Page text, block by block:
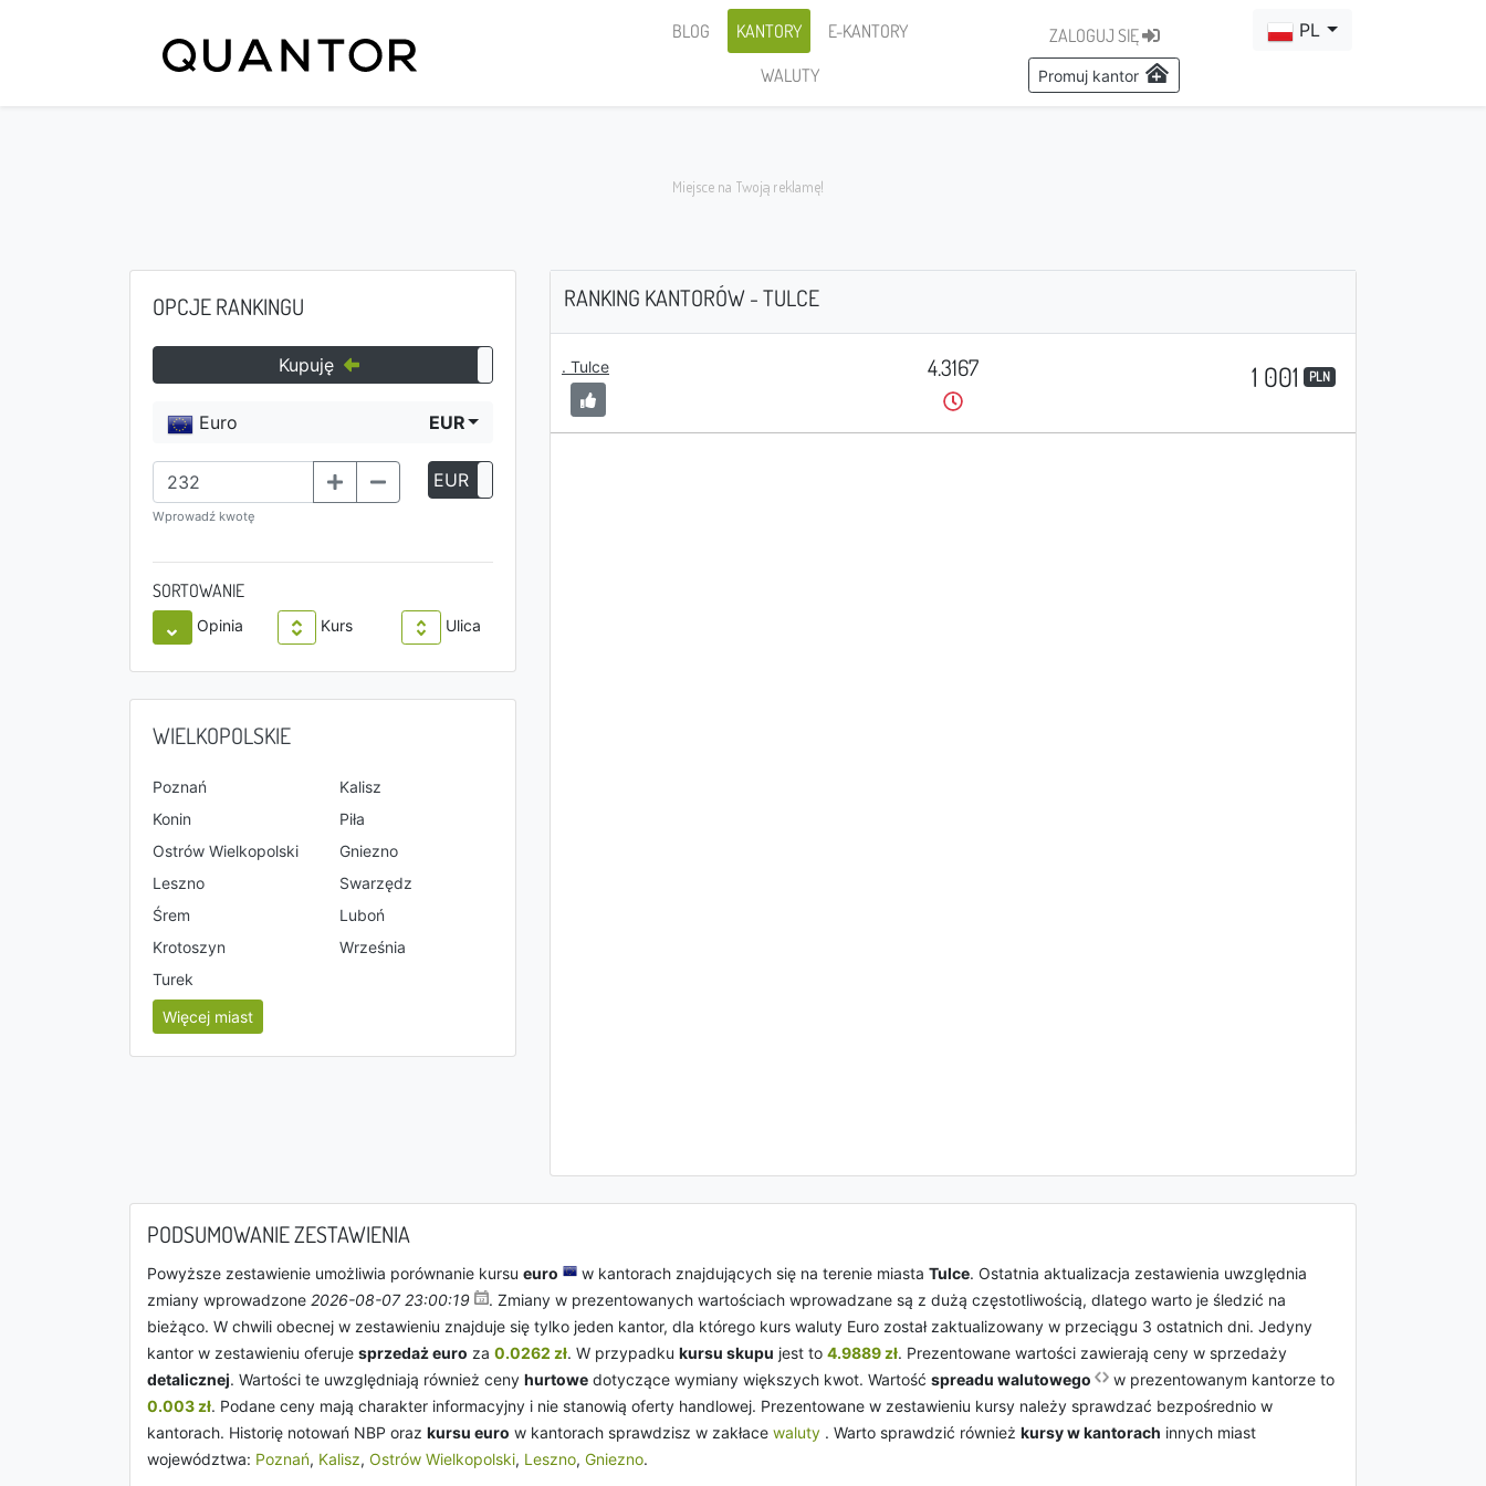
BLOG KANTORY
E-KANTORY
WALUTY
ZALOGUJ SIĘ
Promuj kantor
PL
OPCJE RANKINGU
Kupuję
Euro EUR
Wprowadź kwotę
EUR
SORTOWANIE
Opinia Kurs Ulica
WIELKOPOLSKIE
Poznań
Kalisz
Konin
Piła
Ostrów Wielkopolski
Gniezno
Leszno
Swarzędz
Śrem
Luboń
Krotoszyn
Września
Turek
Więcej miast
RANKING KANTORÓW - TULCE
. Tulce 4.3167 1 001 PLN
PODSUMOWANIE ZESTAWIENIA
Powyższe zestawienie umożliwia porównanie kursu euro w kantorach znajdujących się na terenie miasta Tulce. Ostatnia aktualizacja zestawienia uwzględnia
zmiany wprowadzone 2026-08-07 23:00:19
. Zmiany w prezentowanych wartościach wprowadzane są z dużą częstotliwością, dlatego warto je śledzić na
bieżąco. W chwili obecnej w zestawieniu znajduje się tylko jeden kantor, dla którego kurs waluty Euro został zaktualizowany w przeciągu 3 ostatnich dni. Jedyny
kantor w zestawieniu oferuje sprzedaż euro za 0.0262 zł. W przypadku kursu skupu jest to 4.9889 zł. Prezentowane wartości zawierają ceny w sprzedaży
detalicznej. Wartości te uwzględniają również ceny hurtowe dotyczące wymiany większych kwot. Wartość spreadu walutowego
w prezentowanym kantorze to
0.003 zł. Podane ceny mają charakter informacyjny i nie stanowią oferty handlowej. Prezentowane w zestawieniu kursy należy sprawdzać bezpośrednio w
kantorach. Historię notowań NBP oraz kursu euro w kantorach sprawdzisz w zakłace waluty . Warto sprawdzić również kursy w kantorach innych miast
województwa: Poznań, Kalisz, Ostrów Wielkopolski, Leszno, Gniezno.